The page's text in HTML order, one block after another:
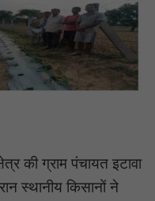
की ग्राम पंचायत इटावा
स्थानीय किसानों ने